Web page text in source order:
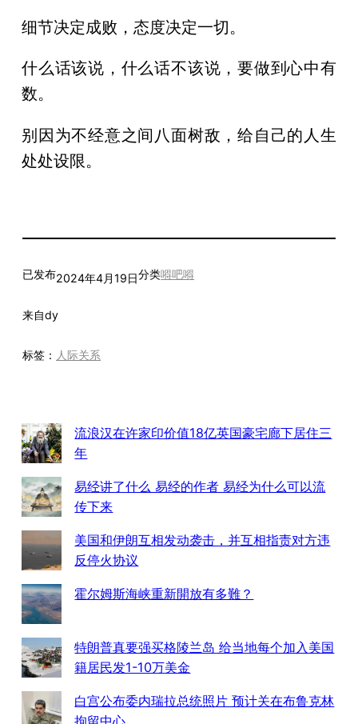
细节决定成败，态度决定一切。
什么话该说，什么话不该说，要做到心中有
数。
别因为不经意之间八面树敌，给自己的人生
处处设限。
已发布2024年4月19日分类嘚吧嘚
来自dy
标签： 人际关系
流浪汉在许家印价值18亿英国豪宅廊下居住三
年
易经讲了什么 易经的作者 易经为什么可以流
传下来
美国和伊朗互相发动袭击，并互相指责对方违
反停火协议
霍尔姆斯海峡重新開放有多難？
特朗普真要强买格陵兰岛 给当地每个加入美国
籍居民发1-10万美金
白宫公布委内瑞拉总统照片 预计关在布鲁克林